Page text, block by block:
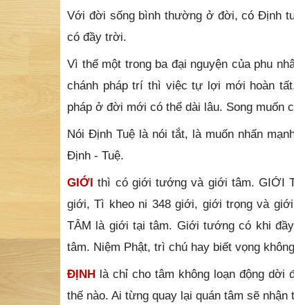
Với đời sống bình thường ở đời, có Định
có đầy trời.
Vì thế một trong ba đại nguyện của phu
chánh pháp trí thì việc tự lợi mới hoàn
pháp ở đời mới có thể dài lâu. Song muốn
Nói Định Tuệ là nói tắt, là muốn nhấn
Định - Tuệ.
GIỚIthì có giới tướng và giới tâm. GIỚI
giới, Tì kheo ni 348 giới, giới trọng và
TÂM là giới tại tâm. Giới tướng có khi
tâm. Niệm Phật, trì chú hay biết vọng
ĐỊNH là chỉ cho tâm không loạn động dời
thế nào. Ai từng quay lại quán tâm sẽ nhận